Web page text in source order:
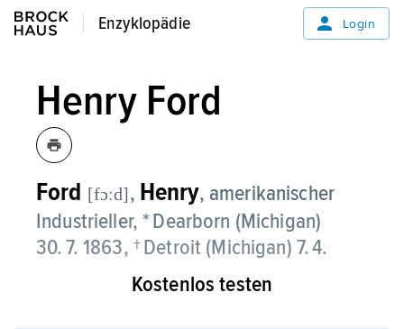
Enzyklopädie
Enzyklopädie Login
Henry Ford
Ford [fɔːd], Henry, amerikanischer
Industrieller, * Dearborn (Michigan)
30. 7. 1863, † Detroit (Michigan) 7. 4.
1947; erlangte Weltruf durch die
Produktion des Modells T. (»Tin Lizzy«),
Kostenlos testen